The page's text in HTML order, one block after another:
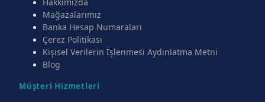
Mağazalarımız
Banka Hesap Numaraları
Çerez Politikası
Kişisel Verilerin İşlenmesi Aydınlatma Metni
Blog
Müşteri Hizmetleri